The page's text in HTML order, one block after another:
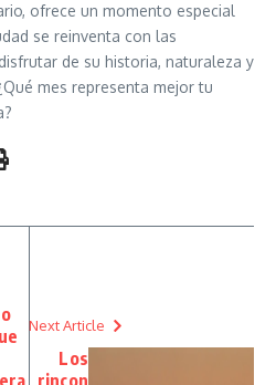
ofrece un momento especial
se reinventa con las
de su historia, naturaleza y
mes representa mejor tu
Next Article
Los